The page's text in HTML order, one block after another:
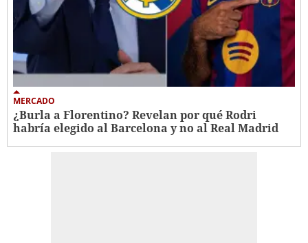
MERCADO
¿Burla a Florentino? Revelan por qué Rodri
habría elegido al Barcelona y no al Real Madrid